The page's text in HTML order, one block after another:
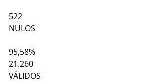
522
NULOS
95,58%
21.260
VÁLIDOS